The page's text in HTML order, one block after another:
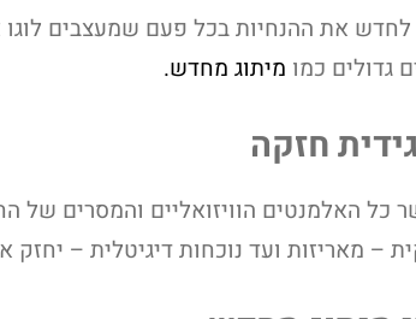
לחדש את ההנחיות בכל פעם שמעצבים
גדולים כמו מיתוג מחדש.
כל האלמנטים הוויזואליים והמסרים
– מאריזות ועד נוכחות דיגיטלית – יחזק